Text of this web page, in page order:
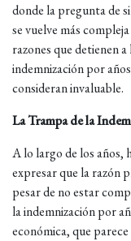
donde la pregunta de
se vuelve más
razones que detienen
indemnización por
consideran invaluable.
La Trampa de la
A lo largo de los años,
expresar que la razón
pesar de no estar
la indemnización por
económica, que